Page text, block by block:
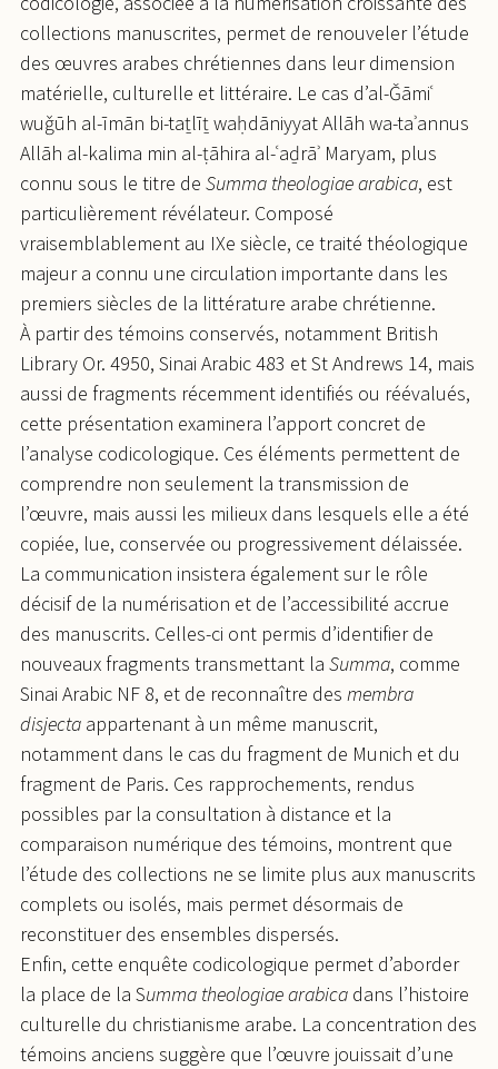
collections manuscrites, permet de renouveler l’étude
des œuvres arabes chrétiennes dans leur dimension
matérielle, culturelle et littéraire. Le cas d’al-Ǧāmiʿ
wuǧūh al-īmān bi-taṯlīṯ waḥdāniyyat Allāh wa-taʾannus
Allāh al-kalima min al-ṭāhira al-ʿaḏrāʾ Maryam, plus
connu sous le titre de Summa theologiae arabica, est
particulièrement révélateur. Composé
vraisemblablement au IXe siècle, ce traité théologique
majeur a connu une circulation importante dans les
premiers siècles de la littérature arabe chrétienne.
À partir des témoins conservés, notamment British
Library Or. 4950, Sinai Arabic 483 et St Andrews 14, mais
aussi de fragments récemment identifiés ou réévalués,
cette présentation examinera l’apport concret de
l’analyse codicologique. Ces éléments permettent de
comprendre non seulement la transmission de
l’œuvre, mais aussi les milieux dans lesquels elle a été
copiée, lue, conservée ou progressivement délaissée.
La communication insistera également sur le rôle
décisif de la numérisation et de l’accessibilité accrue
des manuscrits. Celles-ci ont permis d’identifier de
nouveaux fragments transmettant la Summa, comme
Sinai Arabic NF 8, et de reconnaître des membra
disjecta appartenant à un même manuscrit,
notamment dans le cas du fragment de Munich et du
fragment de Paris. Ces rapprochements, rendus
possibles par la consultation à distance et la
comparaison numérique des témoins, montrent que
l’étude des collections ne se limite plus aux manuscrits
complets ou isolés, mais permet désormais de
reconstituer des ensembles dispersés.
Enfin, cette enquête codicologique permet d’aborder
la place de la Summa theologiae arabica dans l’histoire
culturelle du christianisme arabe. La concentration des
témoins anciens suggère que l’œuvre jouissait d’une